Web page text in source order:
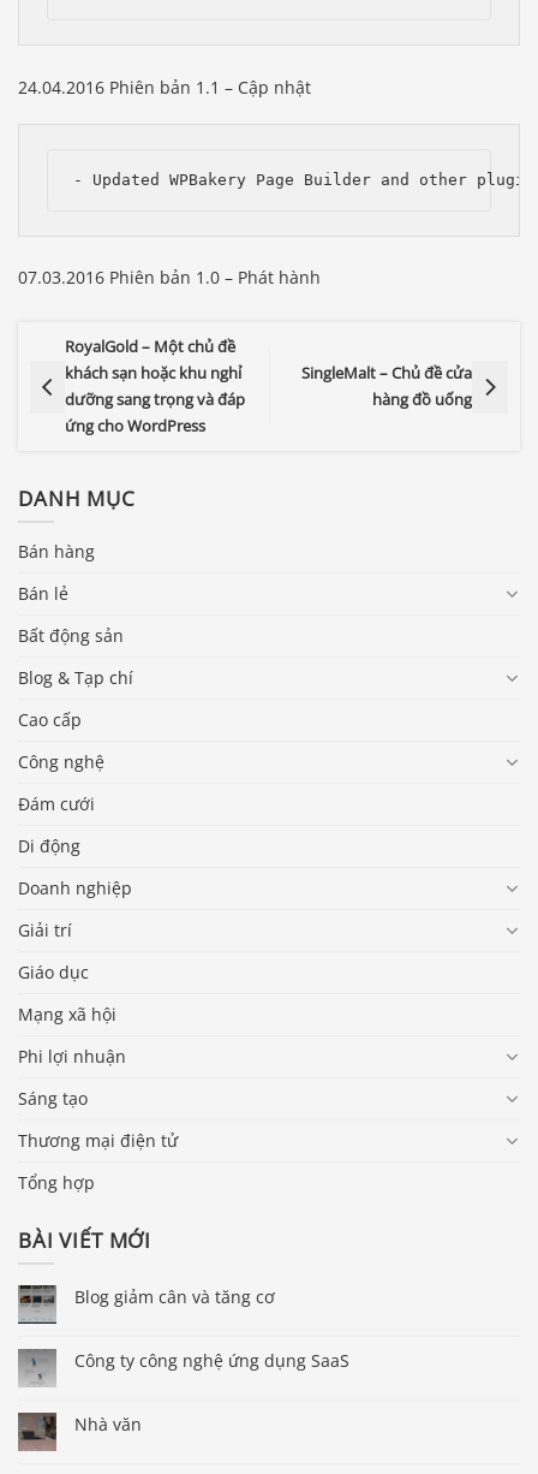
24.04.2016 Phiên bản 1.1 – Cập nhật
- Updated WPBakery Page Builder and other
07.03.2016 Phiên bản 1.0 – Phát hành
RoyalGold – Một chủ đề
khách sạn hoặc khu nghỉ
dưỡng sang trọng và đáp
ứng cho WordPress
SingleMalt – Chủ đề cửa
hàng đồ uống
DANH MỤC
Bán hàng
Bán lẻ
Bất động sản
Blog & Tạp chí
Cao cấp
Công nghệ
Đám cưới
Di động
Doanh nghiệp
Giải trí
Giáo dục
Mạng xã hội
Phi lợi nhuận
Sáng tạo
Thương mại điện tử
Tổng hợp
BÀI VIẾT MỚI
Blog giảm cân và tăng cơ
Công ty công nghệ ứng dụng SaaS
Nhà văn